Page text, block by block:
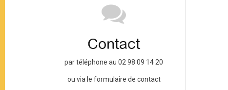
Contact
par téléphone au 02 98 09 14 20
ou via le formulaire de contact